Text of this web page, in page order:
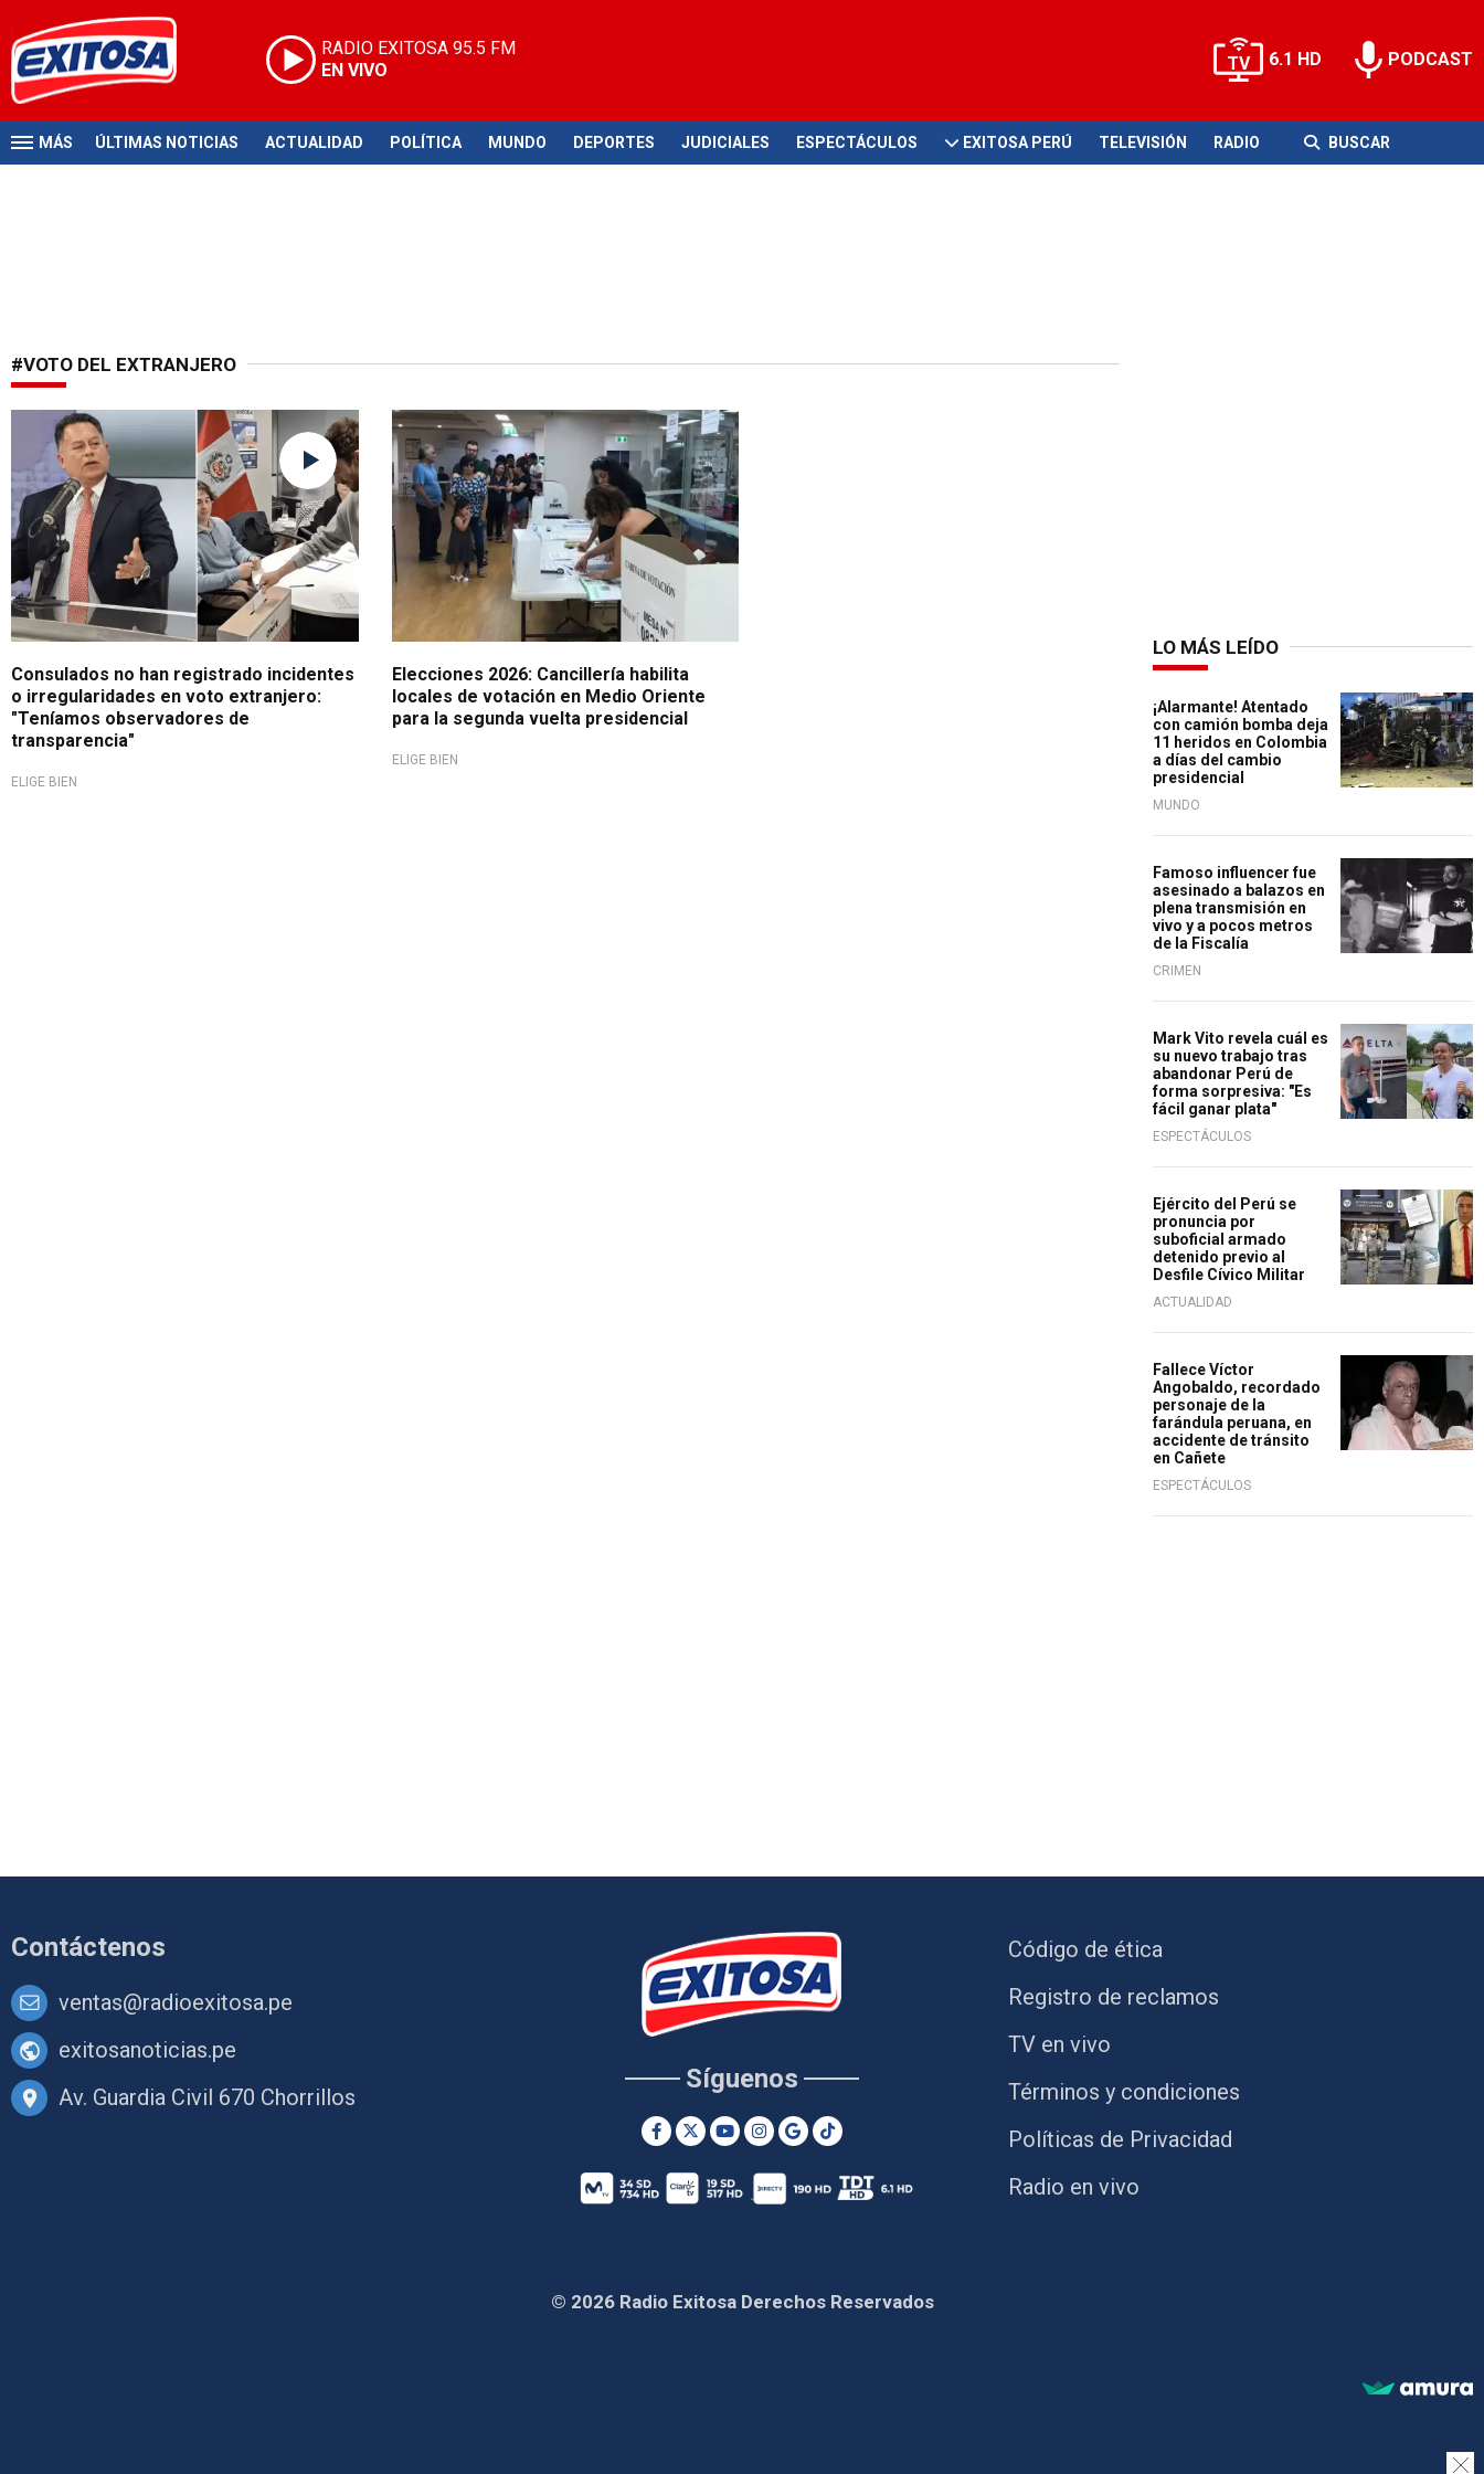
RADIO EXITOSA 95.5 FM
EN VIVO
6.1 HD PODCAST
MÁS ÚLTIMAS NOTICIAS ACTUALIDAD POLÍTICA MUNDO DEPORTES JUDICIALES ESPECTÁCULOS EXITOSA PERÚ TELEVISIÓN RADIO BUSCAR
#VOTO DEL EXTRANJERO
No hubo percances
Consulados no han registrado incidentes
o irregularidades en voto extranjero:
"Teníamos observadores de
transparencia"
ELIGE BIEN
Comicios
Elecciones 2026: Cancillería habilita
locales de votación en Medio Oriente
para la segunda vuelta presidencial
ELIGE BIEN
LO MÁS LEÍDO
¡Alarmante! Atentado
con camión bomba deja
11 heridos en Colombia
a días del cambio
presidencial
MUNDO
Famoso influencer fue
asesinado a balazos en
plena transmisión en
vivo y a pocos metros
de la Fiscalía
CRIMEN
Mark Vito revela cuál es
su nuevo trabajo tras
abandonar Perú de
forma sorpresiva: "Es
fácil ganar plata"
ESPECTÁCULOS
Ejército del Perú se
pronuncia por
suboficial armado
detenido previo al
Desfile Cívico Militar
ACTUALIDAD
Fallece Víctor
Angobaldo, recordado
personaje de la
farándula peruana, en
accidente de tránsito
en Cañete
ESPECTÁCULOS
Contáctenos
ventas@radioexitosa.pe
exitosanoticias.pe
Av. Guardia Civil 670 Chorrillos
Síguenos
Código de ética
Registro de reclamos
TV en vivo
Términos y condiciones
Políticas de Privacidad
Radio en vivo
© 2026 Radio Exitosa Derechos Reservados